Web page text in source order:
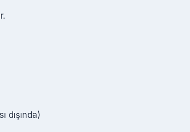
dışında)